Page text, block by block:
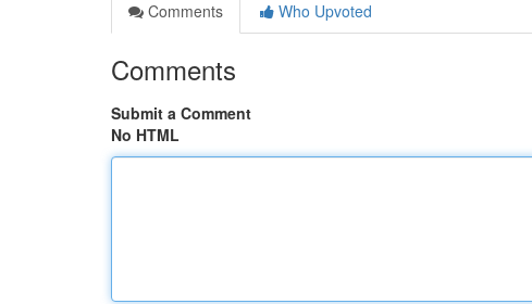
Comments
Who Upvoted
Comments
Submit a Comment
No HTML